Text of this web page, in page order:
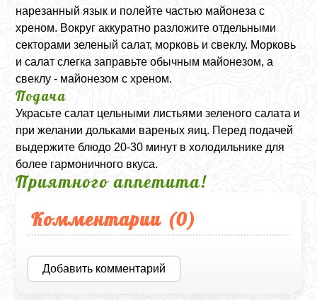
нарезанный язык и полейте частью майонеза с
хреном. Вокруг аккуратно разложите отдельными
секторами зеленый салат, морковь и свеклу. Морковь
и салат слегка заправьте обычным майонезом, а
свеклу - майонезом с хреном.
Подача
Украсьте салат цельными листьями зеленого салата и
при желании дольками вареных яиц. Перед подачей
выдержите блюдо 20-30 минут в холодильнике для
более гармоничного вкуса.
Приятного аппетита!
Комментарии (0)
Добавить комментарий